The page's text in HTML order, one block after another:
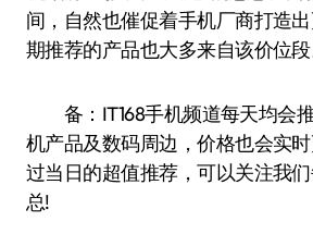
间，自然也催促着手机厂商打造
期推荐的产品也大多来自该价位段
备：IT168手机频道每天均会
机产品及数码周边，价格也会实
过当日的超值推荐，可以关注我
总!